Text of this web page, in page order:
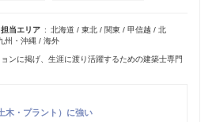
担当エリア
北海道 / 東北 / 関東 / 甲信越 / 北
州・沖縄 / 海外
ンに掲げ、生涯に渡り活躍するための建築士専門
木・プラント）に強い